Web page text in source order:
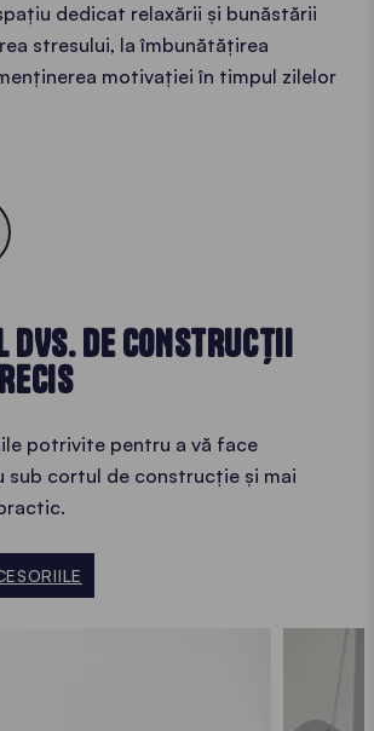
dedicat relaxării și bunăstării
stresului, la îmbunătățirea
motivației în timpul zilelor
DVS. DE CONSTRUCȚII
potrivite pentru a vă face
sub cortul de construcție și mai